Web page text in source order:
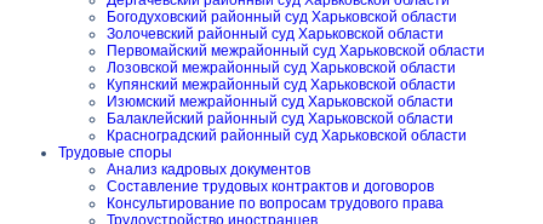
Богодуховский районный суд Харьковской области
Золочевский районный суд Харьковской области
Первомайский межрайонный суд Харьковской области
Лозовской межрайонный суд Харьковской области
Купянский межрайонный суд Харьковской области
Изюмский межрайонный суд Харьковской области
Балаклейский районный суд Харьковской области
Красноградский районный суд Харьковской области
Трудовые споры
Анализ кадровых документов
Составление трудовых контрактов и договоров
Консультирование по вопросам трудового права
Трудоустройство иностранцев